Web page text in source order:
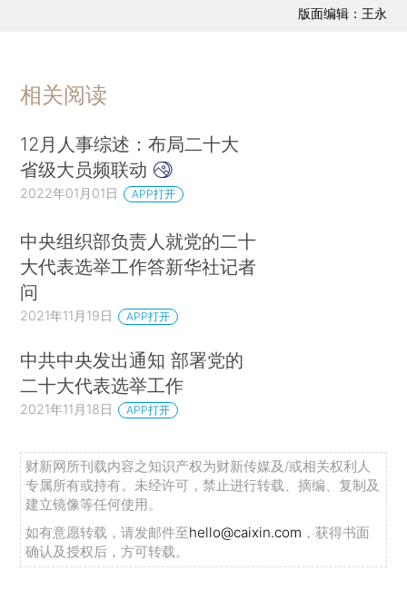
版面编辑：王永
相关阅读
12月人事综述：布局二十大
省级大员频联动
2022年01月01日 APP打开
中央组织部负责人就党的二十
大代表选举工作答新华社记者
问
2021年11月19日 APP打开
中共中央发出通知 部署党的
二十大代表选举工作
2021年11月18日 APP打开
财新网所刊载内容之知识产权为财新传媒及/或相关权利人
专属所有或持有。未经许可，禁止进行转载、摘编、复制及
建立镜像等任何使用。
如有意愿转载，请发邮件至hello@caixin.com ，获得书面
确认及授权后，方可转载。